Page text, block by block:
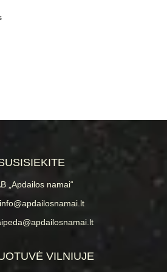
„Apdailos namai“
VILNIUJE